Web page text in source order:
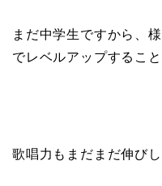
まだ中学生ですから、
でレベルアップすること
歌唱力もまだまだ伸び